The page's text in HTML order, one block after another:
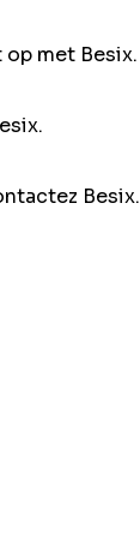
met Besix.
Besix.